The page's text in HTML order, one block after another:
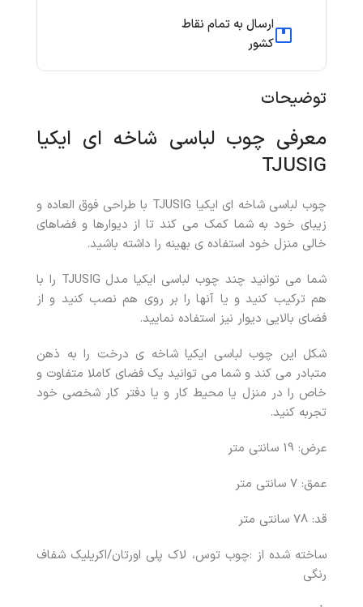
ارسال به تمام نقاط
کشور
توضیحات
معرفی چوب لباسی شاخه ای ایکیا
TJUSIG
چوب لباسی شاخه ای ایکیا TJUSIG با طراحی فوق العاده و
زیبای خود به شما کمک می کند تا از دیوارها و فضاهای
خالی منزل خود استفاده ی بهینه را داشته باشید.
شما می توانید چند چوب لباسی ایکیا مدل TJUSIG را با
هم ترکیب کنید و یا آنها را بر روی هم نصب کنید و از
فضای بالایی دیوار نیز استفاده نمایید.
شکل این چوب لباسی ایکیا شاخه ی درخت را به ذهن
متبادر می کند و شما می توانید یک فضای کاملا متفاوت و
خاص را در منزل یا محیط کار و یا دفتر کار شخصی خود
تجربه کنید.
عرض: 19 سانتی متر
عمق: 7 سانتی متر
قد: 78 سانتی متر
ساخته شده از :چوب توس، لاک پلی اورتان/اکریلیک شفاف
رنگی